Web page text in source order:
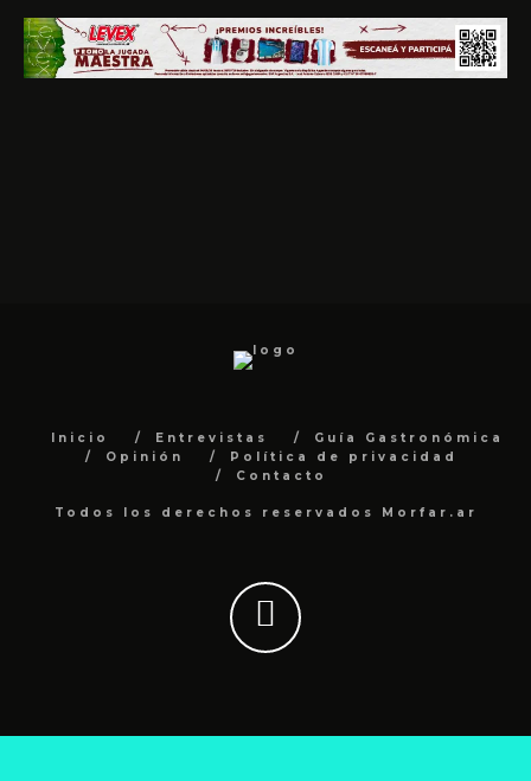
Inicio Entrevistas
Guía Gastronómica
Opinión
Política de privacidad
Contacto
Todos los derechos reservados Morfar.ar